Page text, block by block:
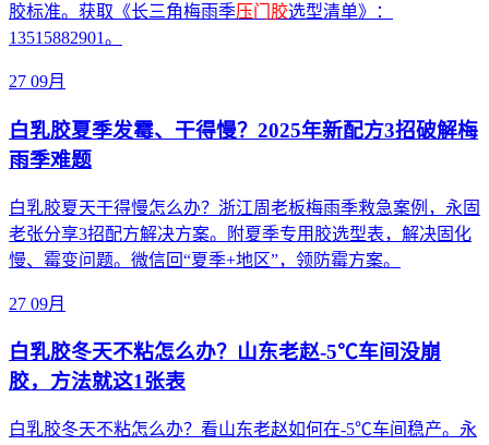
胶标准。获取《长三角梅雨季压门胶选型清单》：
13515882901。
27 09月
白乳胶夏季发霉、干得慢？2025年新配方3招破解梅
雨季难题
白乳胶夏天干得慢怎么办？浙江周老板梅雨季救急案例，永固
老张分享3招配方解决方案。附夏季专用胶选型表，解决固化
慢、霉变问题。微信回“夏季+地区”，领防霉方案。
27 09月
白乳胶冬天不粘怎么办？山东老赵-5℃车间没崩
胶，方法就这1张表
白乳胶冬天不粘怎么办？看山东老赵如何在-5℃车间稳产。永